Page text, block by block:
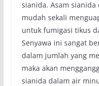
sianida. Asam
mudah sekali
untuk fumigasi tikus
Senyawa ini sangat
dalam jumlah yang
maka akan
sianida dalam air